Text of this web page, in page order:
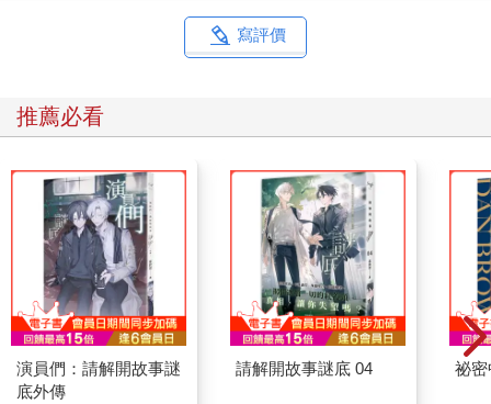
寫評價
推薦必看
演員們：請解開故事謎
底外傳
請解開故事謎底 04 祕